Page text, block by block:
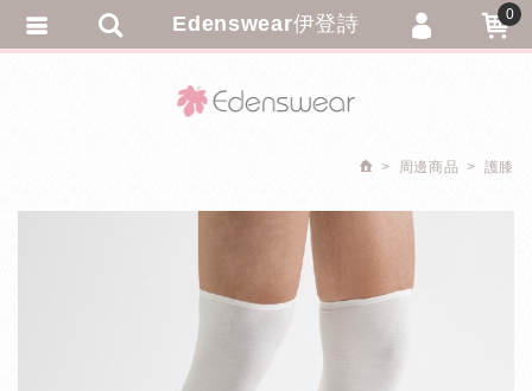
周邊商品 護膝
Edenswear伊登詩 0
會員註冊
追蹤清單
匯款通知